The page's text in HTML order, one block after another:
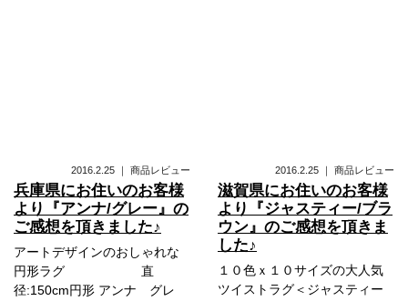
2016.2.25 ｜ 商品レビュー
兵庫県にお住いのお客様
より『アンナ/グレー』の
ご感想を頂きました♪
アートデザインのおしゃれな
円形ラグ 直
径:150cm円形 アンナ グレ
2016.2.25 ｜ 商品レビュー
滋賀県にお住いのお客様
より『ジャスティー/ブラ
ウン』のご感想を頂きま
した♪
１０色ｘ１０サイズの大人気
ツイストラグ＜ジャスティー